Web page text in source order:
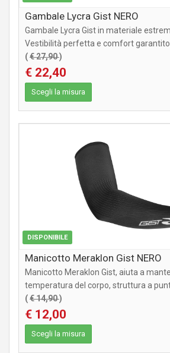
Gambale Lycra Gist NERO
Gambale Lycra Gist in materiale
Vestibilità perfetta e comfort
(€ 27,90)
€ 22,40
Scegli la misura
DISPONIBILE
Manicotto Meraklon Gist NERO
Manicotto Meraklon Gist, aiuta a
temperatura del corpo, struttura a
(€ 14,90)
€ 12,00
Scegli la misura